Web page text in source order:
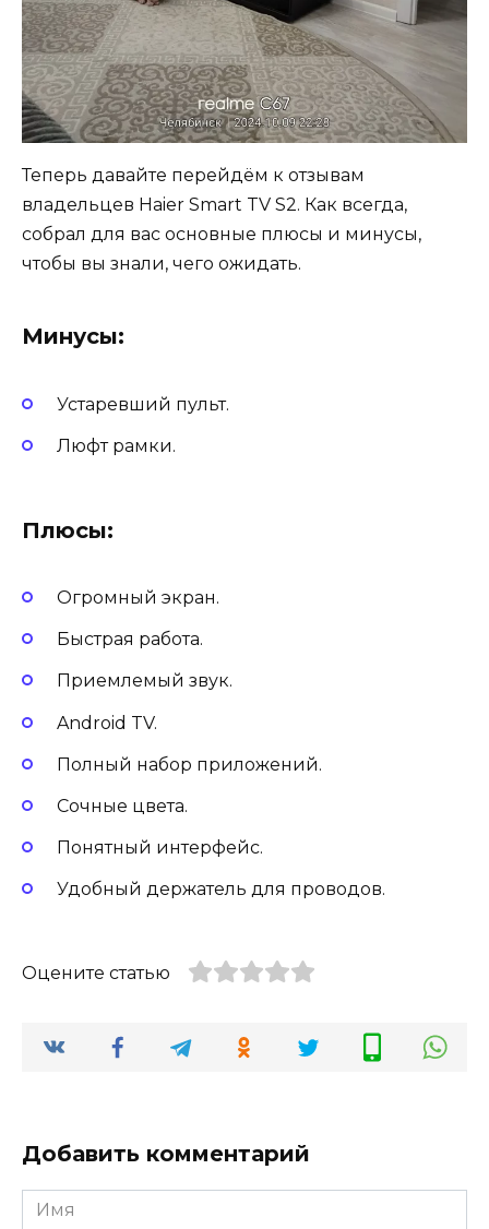
Теперь давайте перейдём к отзывам
владельцев Haier Smart TV S2. Как всегда,
собрал для вас основные плюсы и минусы,
чтобы вы знали, чего ожидать.
Минусы:
Устаревший пульт.
Люфт рамки.
Плюсы:
Огромный экран.
Быстрая работа.
Приемлемый звук.
Android TV.
Полный набор приложений.
Сочные цвета.
Понятный интерфейс.
Удобный держатель для проводов.
Оцените статью
Добавить комментарий
Имя